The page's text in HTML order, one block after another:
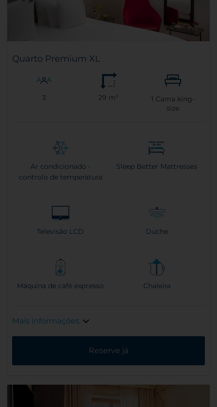
Quarto Premium XL
3 29 m² 1 Cama king-
size
Ar condicionado -
controlo de temperatura
Sleep Better Mattresses
Televisão LCD Duche
Máquina de café expresso Chaleira
Mais informações
Reserve já